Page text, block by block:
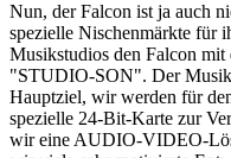
Nun, der Falcon ist ja auch
spezielle Nischenmärkte für
Musikstudios den Falcon mit
"STUDIO-SON". Der
Hauptziel, wir werden für
spezielle 24-Bit-Karte zur
wir eine AUDIO-VIDEO-